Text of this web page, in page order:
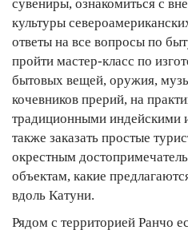
сувениры, ознакомиться с
культуры
ответы на все вопросы по
пройти мастер-класс по
бытовых вещей, оружия,
кочевников прерий, на
традиционными индейскими
также заказать простые
окрестным
объектам, какие
вдоль Катуни.
Рядом с территорией Ранчо